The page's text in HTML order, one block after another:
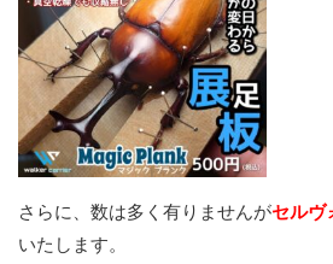
さらに、数は多く有りませんがセルヴ
いたします。